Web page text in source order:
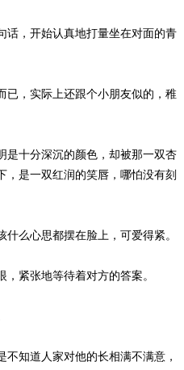
，开始认真地打量坐在对面的青
，实际上还跟个小朋友似的，稚
十分深沉的颜色，却被那一双杏
，是一双红润的笑唇，哪怕没有刻
么心思都摆在脸上，可爱得紧。
紧张地等待着对方的答案。
知道人家对他的长相满不满意，